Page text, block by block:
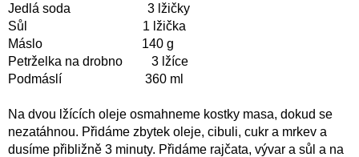
Jedlá soda 3 lžičky
Sůl 1 lžička
Máslo 140 g
Petrželka na drobno 3 lžíce
Podmáslí 360 ml
Na dvou lžících oleje osmahneme kostky masa, dokud se
nezatáhnou. Přidáme zbytek oleje, cibuli, cukr a mrkev a
dusíme přibližně 3 minuty. Přidáme rajčata, vývar a sůl a na